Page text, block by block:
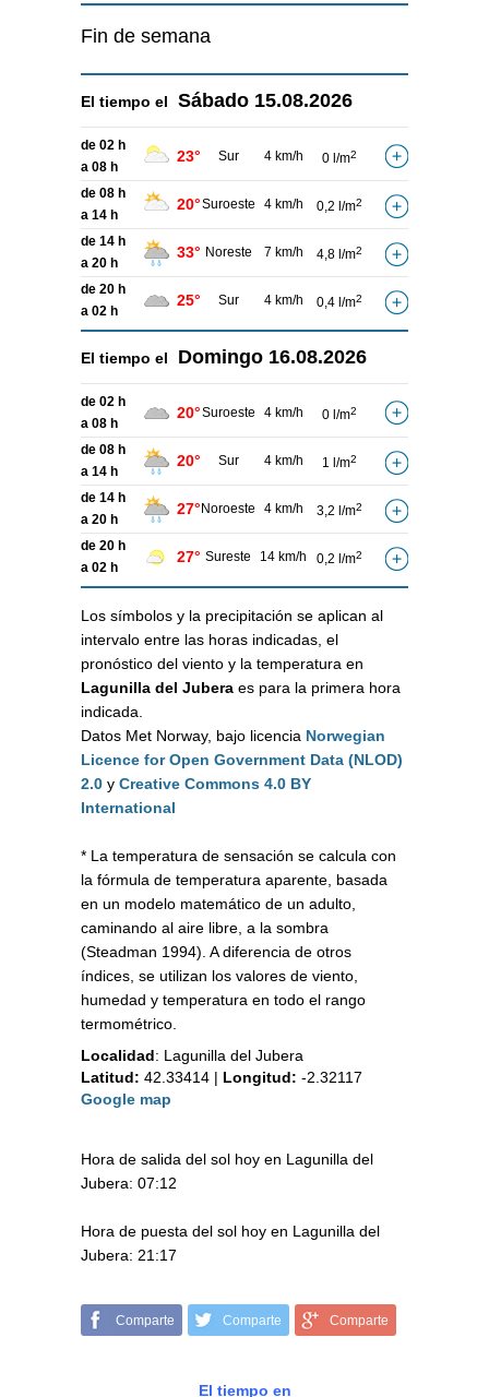
Fin de semana
El tiempo el Sábado 15.08.2026
de 02 h
a 08 h
23° Sur 4 km/h 0 l/m2
de 08 h
a 14 h
20°Suroeste 4 km/h 0,2 l/m2
de 14 h
a 20 h
33° Noreste 7 km/h 4,8 l/m2
de 20 h
a 02 h
25° Sur 4 km/h 0,4 l/m2
El tiempo el Domingo 16.08.2026
de 02 h
a 08 h
20°Suroeste 4 km/h 0 l/m2
de 08 h
a 14 h
20° Sur 4 km/h 1 l/m2
de 14 h
a 20 h
27° Noroeste 4 km/h 3,2 l/m2
de 20 h
a 02 h
27° Sureste 14 km/h 0,2 l/m2
Los símbolos y la precipitación se aplican al
intervalo entre las horas indicadas, el
pronóstico del viento y la temperatura en
Lagunilla del Jubera es para la primera hora
indicada.
Datos Met Norway, bajo licencia Norwegian
Licence for Open Government Data (NLOD)
2.0 y Creative Commons 4.0 BY
International
* La temperatura de sensación se calcula con
la fórmula de temperatura aparente, basada
en un modelo matemático de un adulto,
caminando al aire libre, a la sombra
(Steadman 1994). A diferencia de otros
índices, se utilizan los valores de viento,
humedad y temperatura en todo el rango
termométrico.
Localidad: Lagunilla del Jubera
Latitud: 42.33414 | Longitud: -2.32117
Google map
Hora de salida del sol hoy en Lagunilla del
Jubera: 07:12
Hora de puesta del sol hoy en Lagunilla del
Jubera: 21:17
Comparte Comparte Comparte
El tiempo en